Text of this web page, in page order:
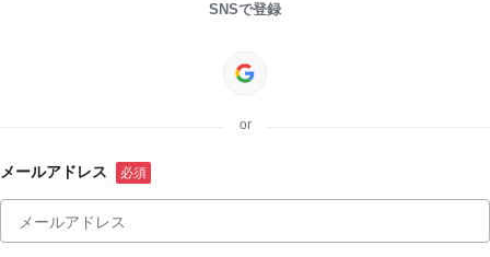
SNSで登録
or
メールアドレス